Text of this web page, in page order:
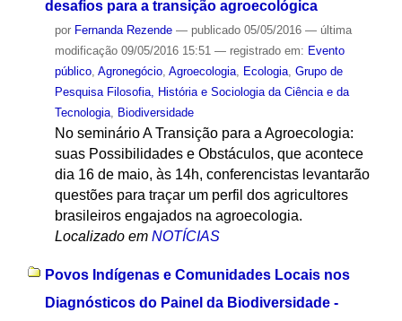
desafios para a transição agroecológica
por Fernanda Rezende — publicado05/05/2016 — última
modificação09/05/2016 15:51 — registrado em: Evento
público, Agronegócio, Agroecologia, Ecologia, Grupo de
Pesquisa Filosofia, História e Sociologia da Ciência e da
Tecnologia, Biodiversidade
No seminário A Transição para a Agroecologia:
suas Possibilidades e Obstáculos, que acontece
dia 16 de maio, às 14h, conferencistas levantarão
questões para traçar um perfil dos agricultores
brasileiros engajados na agroecologia.
Localizado em NOTÍCIAS
Povos Indígenas e Comunidades Locais nos
Diagnósticos do Painel da Biodiversidade -